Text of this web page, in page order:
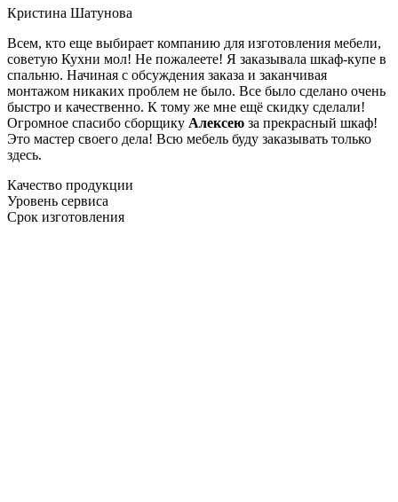
Кристина Шатунова
Всем, кто еще выбирает компанию для изготовления мебели,
советую Кухни мол! Не пожалеете! Я заказывала шкаф-купе в
спальню. Начиная с обсуждения заказа и заканчивая
монтажом никаких проблем не было. Все было сделано очень
быстро и качественно. К тому же мне ещё скидку сделали!
Огромное спасибо сборщику Алексею за прекрасный шкаф!
Это мастер своего дела! Всю мебель буду заказывать только
здесь.
Качество продукции
Уровень сервиса
Срок изготовления